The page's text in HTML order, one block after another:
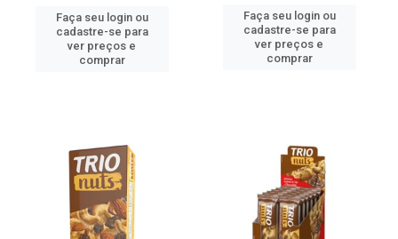
Faça seu login ou
cadastre-se para
ver preços e
comprar
Faça seu login ou
cadastre-se para
ver preços e
comprar